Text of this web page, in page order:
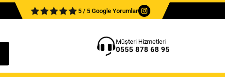
5 / 5 Google Yorumlar
Müşteri Hizmetleri
0555 878 68 95